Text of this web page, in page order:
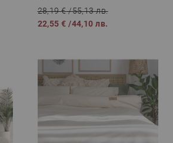
28,19 €/55,13 лв.
22,55 € /44,10 лв.